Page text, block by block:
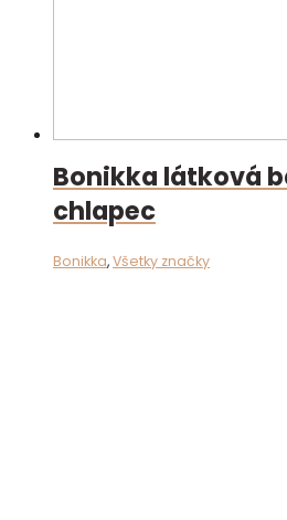
Bonikka látková
chlapec
Bonikka,Všetky značky